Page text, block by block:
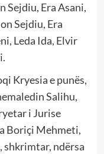
Sejdiu, Era Asani,
Sejdiu, Era
Leda Ida, Elvir
Kryesia e punës,
Salihu,
i Jurise
Boriçi Mehmeti,
shkrimtar, ndërsa